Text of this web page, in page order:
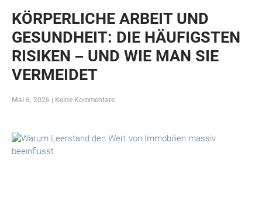
KÖRPERLICHE ARBEIT UND
GESUNDHEIT: DIE HÄUFIGSTEN
RISIKEN – UND WIE MAN SIE
VERMEIDET
Mai 6, 2026 Keine Kommentare